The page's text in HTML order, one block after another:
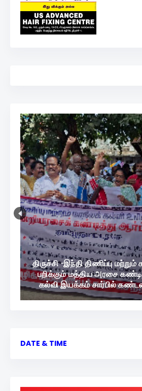
திருச்சி -இந்தி திணிப்பு
பறிக்கும் மத்திய அரசை
கல்வி இயக்கம் சார்பில்
DATE & TIME